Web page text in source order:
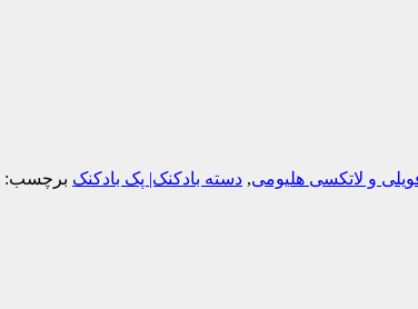
و لاتکسی هلیومی, دسته بادکنک| پک بادکنک برچسب: